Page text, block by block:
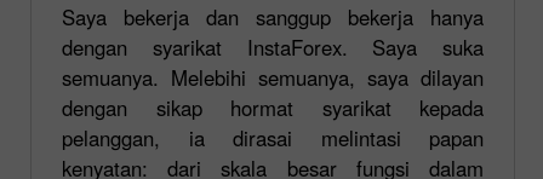
Saya bekerja dan sanggup bekerja hanya
dengan syarikat InstaForex. Saya suka
semuanya. Melebihi semuanya, saya dilayan
dengan sikap hormat syarikat kepada
pelanggan, ia dirasai melintasi papan
kenyatan: dari skala besar fungsi dalam